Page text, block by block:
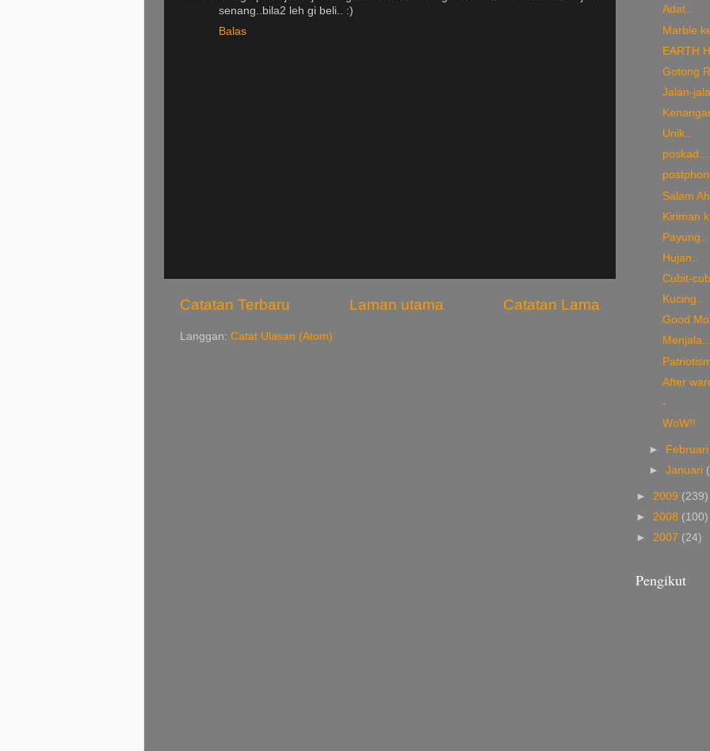
senang..bila2 leh gi beli.. :)
Balas
Catatan Terbaru Catatan Lama
Laman utama
Langgan: Catat Ulasan (Atom)
Adat..
Marble
EARTH
Gotong
Jalan-
Unik..
poskad...
Salam
Kiriman
Payung..
Hujan..
Cubit-
Kucing..
Good
After
-
WoW!!
► Februari
►Januari
► 2009 (239)
► 2008 (100)
► 2007 (24)
Pengikut